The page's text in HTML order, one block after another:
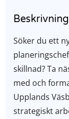
Söker du ett
skillnad? Ta
med och
Upplands
strategiskt